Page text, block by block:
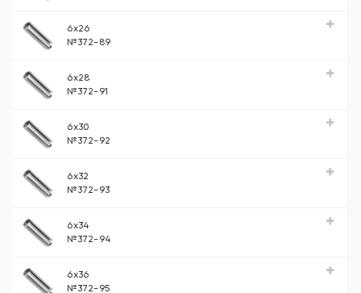
6x26
№372-89
6x28
№372-91
6x30
№372-92
6x32
№372-93
6x34
№372-94
6x36
№372-95